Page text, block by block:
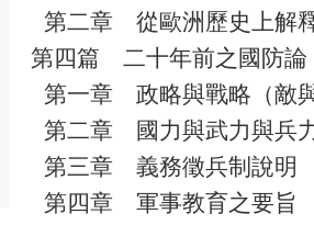
第二章 從歐洲歷史上解
第四篇 二十年前之國防論
第一章 政略與戰略（敵
第二章 國力與武力與兵
第三章 義務徵兵制說明
第四章 軍事教育之要旨